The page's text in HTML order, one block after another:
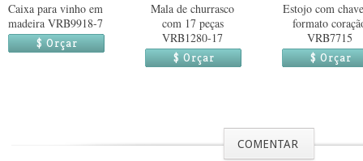
Caixa para vinho em
madeira VRB9918-7
$ Orçar
Mala de churrasco
com 17 peças
VRB1280-17
$ Orçar
Estojo com
formato
VRB7715
$ Orçar
COMENTAR